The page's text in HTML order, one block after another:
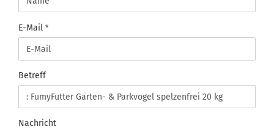
E-Mail
Betreff
Nachricht